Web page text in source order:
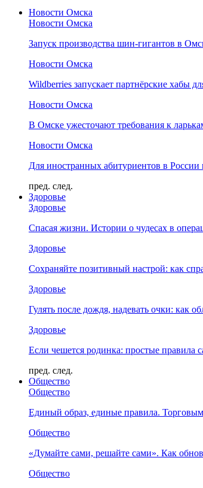
Новости Омска
Новости Омска
Запуск производства шин-гигантов в
Новости Омска
Wildberries запускает партнёрские хабы
Новости Омска
В Омске ужесточают требования к
Новости Омска
Для иностранных абитуриентов в
пред. след.
Здоровье
Здоровье
Спасая жизни. Истории о чудесах в
Здоровье
Сохраняйте позитивный настрой: как
Здоровье
Гулять после дождя, надевать очки: как
Здоровье
Если чешется родинка: простые правила
пред. след.
Общество
Общество
Единый образ, единые правила.
Общество
«Думайте сами, решайте сами». Как
Общество